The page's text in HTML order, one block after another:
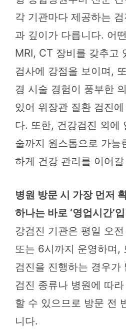
각 기관마다 제공하는
과 깊이가 다릅니다. 어
MRI, CT 장비를 갖추고
검사에 강점을 보이며,
경 시술 경험이 풍부한
있어 위장관 질환 검진
다. 또한, 건강검진 외에
술까지 원스톱으로 가능
하게 건강 관리를 이어
병원 방문 시 가장 먼저
하나는 바로 ‘영업시간’
강검진 기관은 평일 오
또는 6시까지 운영하며,
검진을 진행하는 경우가
검진 종류나 병원에 따
할 수 있으므로 방문 전
니다.